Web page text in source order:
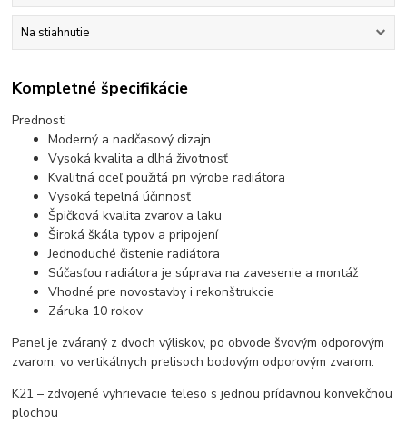
Na stiahnutie
Kompletné špecifikácie
Prednosti
Moderný a nadčasový dizajn
Vysoká kvalita a dlhá životnosť
Kvalitná oceľ použitá pri výrobe radiátora
Vysoká tepelná účinnosť
Špičková kvalita zvarov a laku
Široká škála typov a pripojení
Jednoduché čistenie radiátora
Súčasťou radiátora je súprava na zavesenie a montáž
Vhodné pre novostavby i rekonštrukcie
Záruka 10 rokov
Panel je zváraný z dvoch výliskov, po obvode švovým odporovým
zvarom, vo vertikálnych prelisoch bodovým odporovým zvarom.
K21 – zdvojené vyhrievacie teleso s jednou prídavnou konvekčnou
plochou